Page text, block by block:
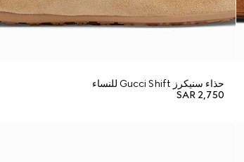
حذاء سنيكرز Gucci Shift للنساء
SAR 2,750